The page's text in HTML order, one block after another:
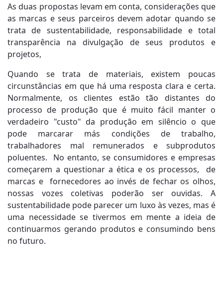
As duas propostas levam em conta, considerações que
as marcas e seus parceiros devem adotar quando se
trata de sustentabilidade, responsabilidade e total
transparência na divulgação de seus produtos e
projetos,
Quando se trata de materiais, existem poucas
circunstâncias em que há uma resposta clara e certa.
Normalmente, os clientes estão tão distantes do
processo de produção que é muito fácil manter o
verdadeiro "custo" da produção em silêncio o que
pode marcarar más condições de trabalho,
trabalhadores mal remunerados e subprodutos
poluentes. No entanto, se consumidores e empresas
começarem a questionar a ética e os processos, de
marcas e fornecedores ao invés de fechar os olhos,
nossas vozes coletivas poderão ser ouvidas. A
sustentabilidade pode parecer um luxo às vezes, mas é
uma necessidade se tivermos em mente a ideia de
continuarmos gerando produtos e consumindo bens
no futuro.